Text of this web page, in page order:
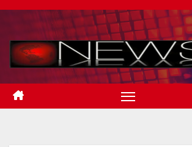
Skip
content